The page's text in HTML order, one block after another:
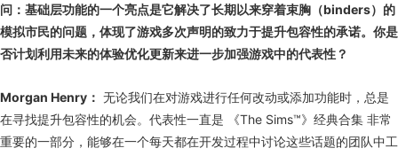
问：基础层功能的一个亮点是它解决了长期以来穿着束胸（binders）的
模拟市民的问题，体现了游戏多次声明的致力于提升包容性的承诺。你是
否计划利用未来的体验优化更新来进一步加强游戏中的代表性？
Morgan Henry： 无论我们在对游戏进行任何改动或添加功能时，总是
在寻找提升包容性的机会。代表性一直是 《The Sims™》经典合集 非常
重要的一部分，能够在一个每天都在开发过程中讨论这些话题的团队中工